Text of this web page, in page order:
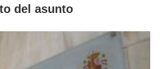
del asunto